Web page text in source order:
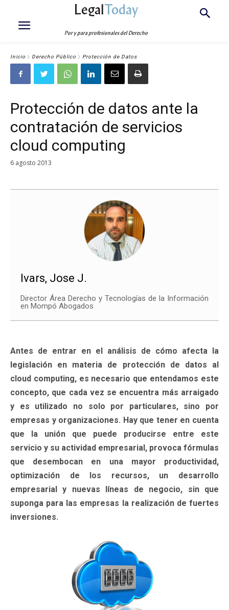
LegalToday
Por y para profesionales del Derecho
Inicio Derecho Público Protección de Datos
Protección de datos ante la
contratación de servicios
cloud computing
6 agosto 2013
Ivars, Jose J.
Director Área Derecho y Tecnologías de la Información
en Mompó Abogados
Antes de entrar en el análisis de cómo afecta la
legislación en materia de protección de datos al
cloud computing, es necesario que entendamos este
concepto, que cada vez se encuentra más arraigado
y es utilizado no solo por particulares, sino por
empresas y organizaciones. Hay que tener en cuenta
que la unión que puede producirse entre este
servicio y su actividad empresarial, provoca fórmulas
que desembocan en una mayor productividad,
optimización de los recursos, un desarrollo
empresarial y nuevas líneas de negocio, sin que
suponga para las empresas la realización de fuertes
inversiones.